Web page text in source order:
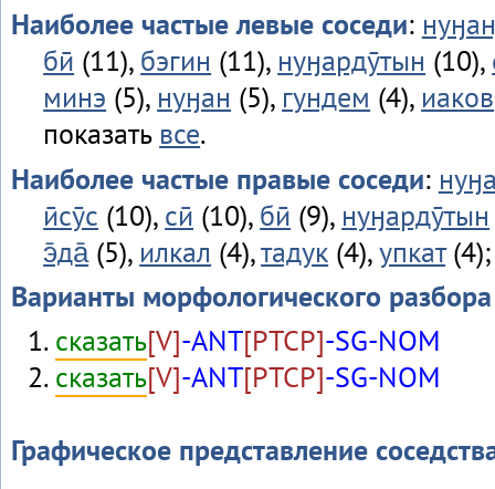
Наиболее частые левые соседи:
бӣ (11), бэгин (11), нуӈардӯтын (10),
минэ (5), нуӈан (5), гундем (4), иаков
показать все.
Наиболее частые правые соседи:
ӣсӯс (10), сӣ (10), бӣ (9), нуӈардӯтын
э̄да̄(5), илкал (4),тадук (4),упкат(4);
Варианты морфологического разбора
сказать[V]-ANT[PTCP]-SG-NOM
сказать[V]-ANT[PTCP]-SG-NOM
Графическое представление